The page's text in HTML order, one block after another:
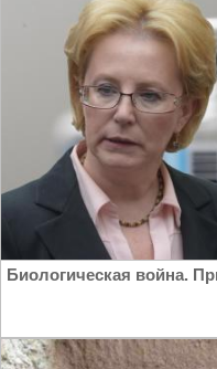
Биологическая война.